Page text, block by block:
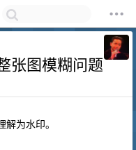
张图模糊问题
为水印。